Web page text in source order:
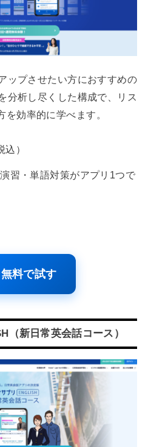
ップさせたい方におすすめの
分析し尽くした構成で、リス
効率的に学べます。
）
習・単語対策がアプリ1つで
料で試す
（新日常英会話コース）